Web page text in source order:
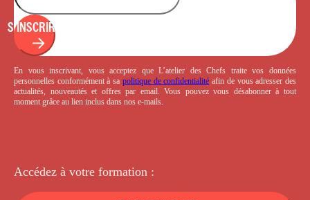
S'INSCRIRE
En vous inscrivant, vous acceptez que L’atelier des Chefs traite vos données
personnelles conformément à sa politique de confidentialité afin de vous adresser des
actualités, nouveautés et offres par email. Vous pouvez vous désabonner à tout
moment grâce au lien inclus dans nos e-mails.
Accédez à votre formation :